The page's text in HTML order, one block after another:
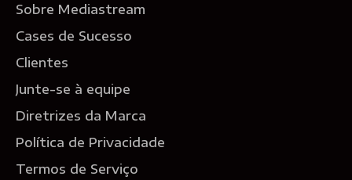
Sobre Mediastream
Cases de Sucesso
Clientes
Junte-se à equipe
Diretrizes da Marca
Política de Privacidade
Termos de Serviço